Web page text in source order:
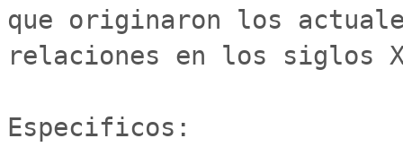
que originaron los
relaciones en los siglos
Especificos: